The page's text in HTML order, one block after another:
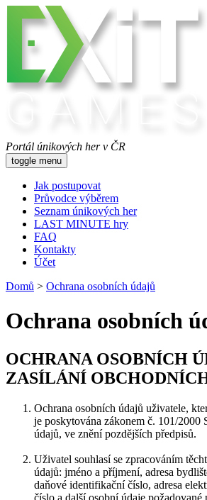
Portál únikových her v ČR
toggle menu
Jak postupovat
Průvodce výběrem
Seznam únikových her
LAST MINUTE hry
FAQ
Kontakty
Účet
Domů > Ochrana osobních údajů
Ochrana osobních
OCHRANA OSOBNÍCH
ZASÍLÁNÍ
​Ochrana osobních údajů uživatele,
je poskytována zákonem č. 101/2000
údajů, ve znění pozdějších předpisů.
Uživatel souhlasí se zpracováním
údajů: jméno a příjmení, adresa
daňové identifikační číslo, adresa
číslo a další osobní údaje požadované